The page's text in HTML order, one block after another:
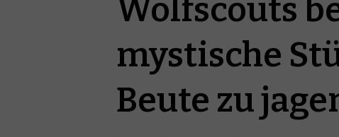
Wolfscouts
mystische
Beute zu